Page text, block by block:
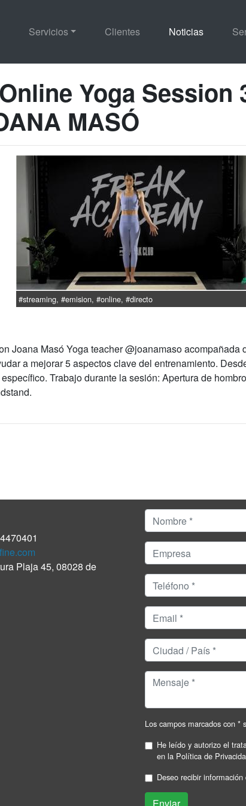
Servicios Clientes Noticias
Yoga Session
MASÓ
#streaming, #emision, #online, #directo
Joana Masó Yoga teacher @joanamaso
a mejorar 5 aspectos clave del entrenamiento.
Trabajo durante la sesión: Apertura de
Plaja 45, 08028 de
Los campos marcados con *
He leído y autorizo el
en la Política de
Deseo recibir